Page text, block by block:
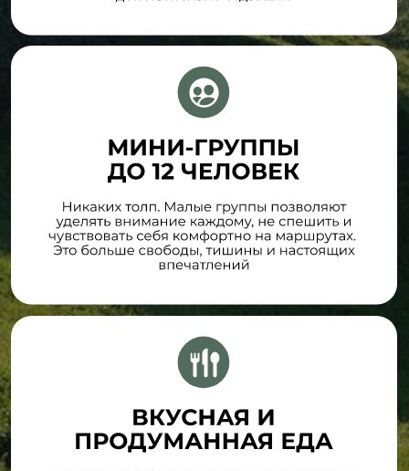
ООО "КУРИЛТУР", ИНН 6500013908
РТО В031-00161-77/01942497
г. Курильск
+7 (914) 649 00 65